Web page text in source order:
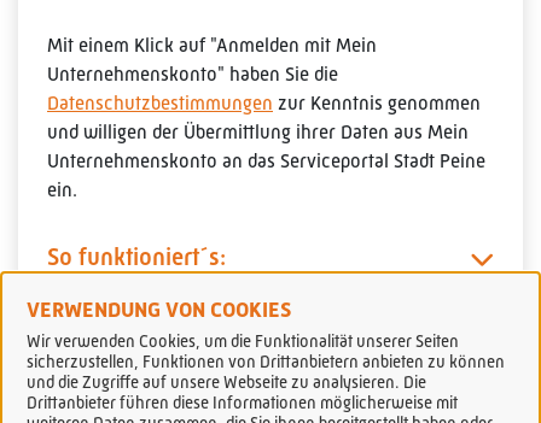
VERWENDUNG VON COOKIES
Wir verwenden Cookies, um die Funktionalität unserer Seiten
sicherzustellen, Funktionen von Drittanbietern anbieten zu können
und die Zugriffe auf unsere Webseite zu analysieren. Die
Drittanbieter führen diese Informationen möglicherweise mit
Mit einem Klick auf "Anmelden mit Mein
Unternehmenskonto" haben Sie die
Datenschutzbestimmungen zur Kenntnis genommen
und willigen der Übermittlung ihrer Daten aus Mein
Unternehmenskonto an das Serviceportal Stadt Peine
ein.
So funktioniert´s: